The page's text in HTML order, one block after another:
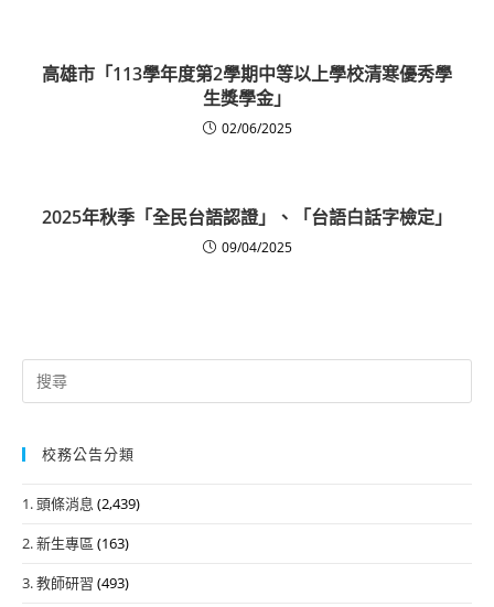
高雄市「113學年度第2學期中等以上學校清寒優秀學
生獎學金」
02/06/2025
2025年秋季「全民台語認證」、「台語白話字檢定」
09/04/2025
Search
for:
校務公告分類
1. 頭條消息 (2,439)
2. 新生專區 (163)
3. 教師研習 (493)